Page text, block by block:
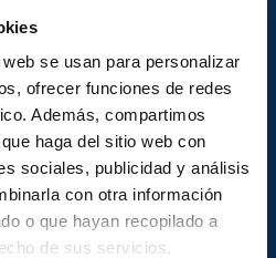
se usan para personalizar
ofrecer funciones de redes
Además, compartimos
haga del sitio web con
sociales, publicidad y análisis
con otra información
o que hayan recopilado a
de sus servicios.
Packaging